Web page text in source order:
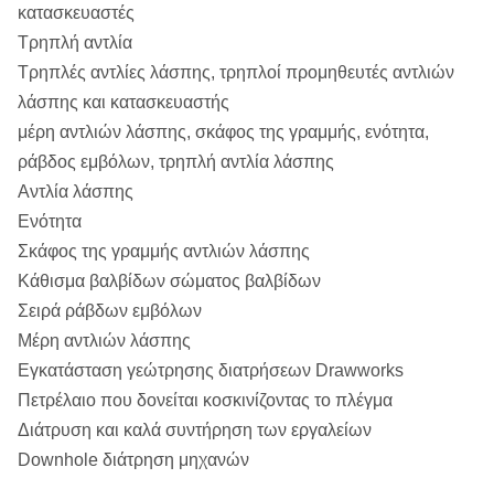
κατασκευαστές
Τρηπλή αντλία
Τρηπλές αντλίες λάσπης, τρηπλοί προμηθευτές αντλιών
λάσπης και κατασκευαστής
μέρη αντλιών λάσπης, σκάφος της γραμμής, ενότητα,
ράβδος εμβόλων, τρηπλή αντλία λάσπης
Αντλία λάσπης
Ενότητα
Σκάφος της γραμμής αντλιών λάσπης
Κάθισμα βαλβίδων σώματος βαλβίδων
Σειρά ράβδων εμβόλων
Μέρη αντλιών λάσπης
Εγκατάσταση γεώτρησης διατρήσεων Drawworks
Πετρέλαιο που δονείται κοσκινίζοντας το πλέγμα
Διάτρυση και καλά συντήρηση των εργαλείων
Downhole διάτρηση μηχανών